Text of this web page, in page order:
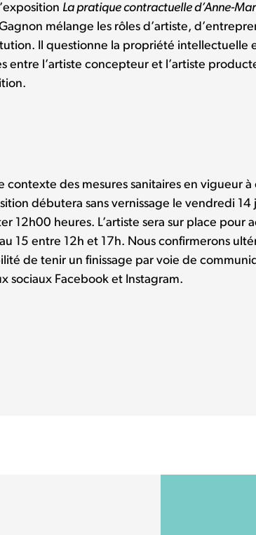
La pratique contractuelle d’Anne-
mélange les rôles d’artiste,
Il questionne la propriété intellectuelle
entre l’artiste concepteur et l’artiste
contexte des mesures sanitaires en vigueur à
débutera sans vernissage le vendredi
12h00 heures. L’artiste sera sur place pour
15 entre 12h et 17h. Nous confirmerons
de tenir un finissage par voie de
sociaux Facebook et Instagram.